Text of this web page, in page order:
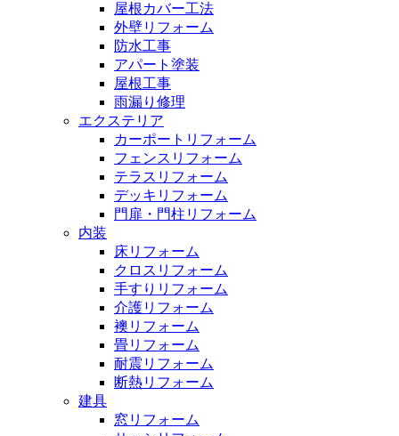
屋根カバー工法
外壁リフォーム
防水工事
アパート塗装
屋根工事
雨漏り修理
エクステリア
カーポートリフォーム
フェンスリフォーム
テラスリフォーム
デッキリフォーム
門扉・門柱リフォーム
内装
床リフォーム
クロスリフォーム
手すりリフォーム
介護リフォーム
襖リフォーム
畳リフォーム
耐震リフォーム
断熱リフォーム
建具
窓リフォーム